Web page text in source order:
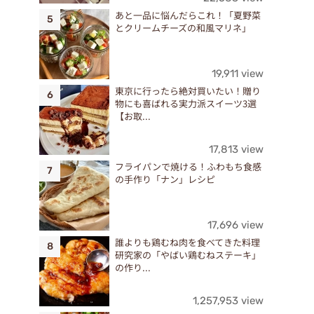
あと一品に悩んだらこれ！「夏野菜
とクリームチーズの和風マリネ」
19,911 view
東京に行ったら絶対買いたい！贈り
物にも喜ばれる実力派スイーツ3選
【お取...
17,813 view
フライパンで焼ける！ふわもち食感
の手作り「ナン」レシピ
17,696 view
誰よりも鶏むね肉を食べてきた料理
研究家の「やばい鶏むねステーキ」
の作り...
1,257,953 view